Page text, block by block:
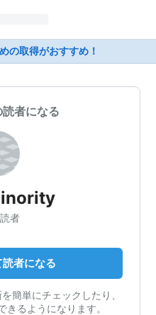
の取得がおすすめ！
者になる
者
者になる
簡単にチェックしたり、
るようになります。